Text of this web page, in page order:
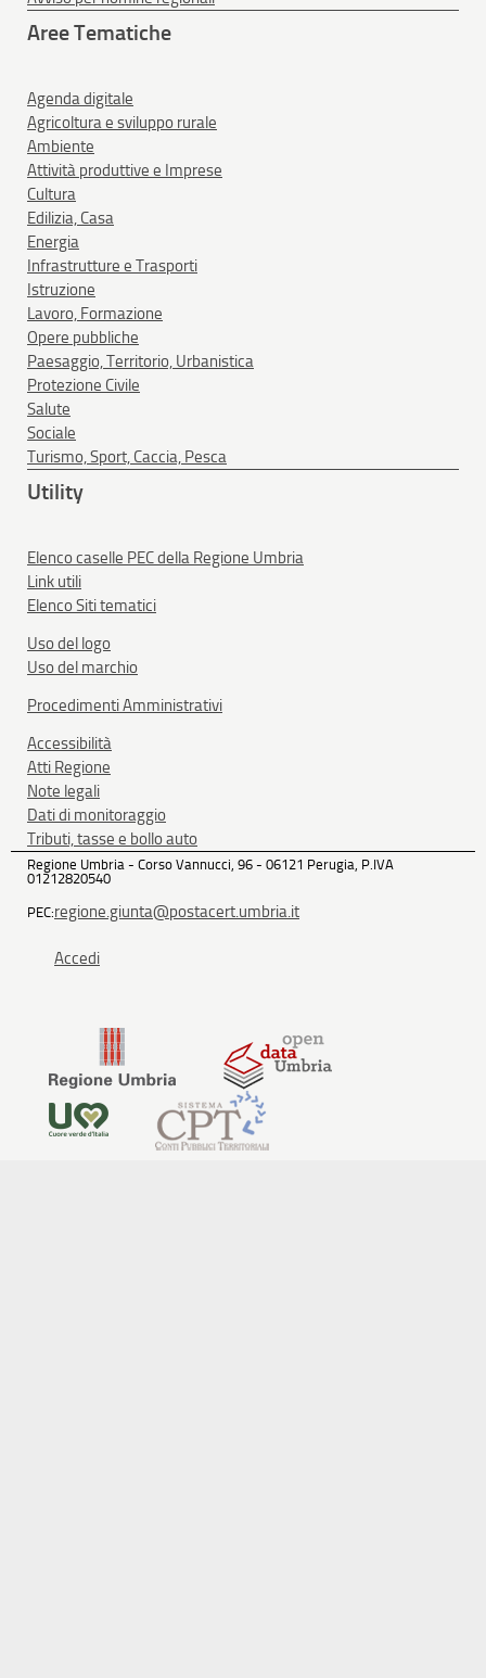
Aree Tematiche
Agenda digitale
Agricoltura e sviluppo rurale
Ambiente
Attività produttive e Imprese
Cultura
Edilizia, Casa
Energia
Infrastrutture e Trasporti
Istruzione
Lavoro, Formazione
Opere pubbliche
Paesaggio, Territorio, Urbanistica
Protezione Civile
Salute
Sociale
Turismo, Sport, Caccia, Pesca
Utility
Elenco caselle PEC della Regione Umbria
Link utili
Elenco Siti tematici
Uso del logo
Uso del marchio
Procedimenti Amministrativi
Accessibilità
Atti Regione
Note legali
Dati di monitoraggio
Tributi, tasse e bollo auto
Regione Umbria - Corso Vannucci, 96 - 06121 Perugia, P.IVA
01212820540
PEC:regione.giunta@postacert.umbria.it
Accedi